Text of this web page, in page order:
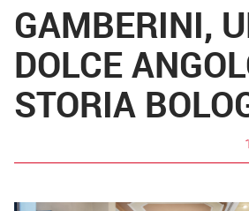
GAMBERINI,
DOLCE
STORIA